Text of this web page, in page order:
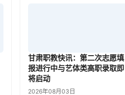
甘肃职教快讯：第二次志愿填
报进行中与艺体类高职录取即
将启动
2026年08月03日